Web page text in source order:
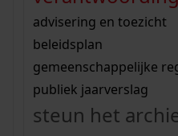
bouwvergunningen
omgevingsvergunningen
vergunningen
beeld en geluid
uitleg nodig?
Wij helpen u op weg
bekijk alle zoektips
Wij helpen u op weg
bekijk alle zoektips
bekijk ons
advisering en toezicht
beleidsplan
gemeenschappelijke
publiek jaarverslag
steun het
Mijn Studiezaal (inloggen)